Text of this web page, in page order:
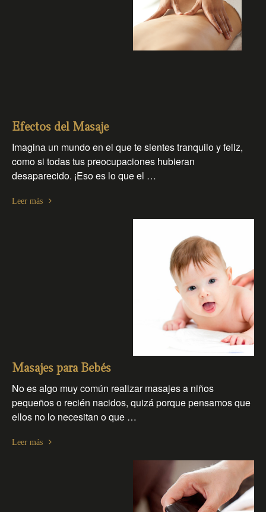
Efectos del Masaje
Imagina un mundo en el que te sientes tranquilo y feliz,
como si todas tus preocupaciones hubieran
desaparecido. ¡Eso es lo que el …
Leer más
Masajes para Bebés
No es algo muy común realizar masajes a niños
pequeños o recién nacidos, quizá porque pensamos que
ellos no lo necesitan o que …
Leer más